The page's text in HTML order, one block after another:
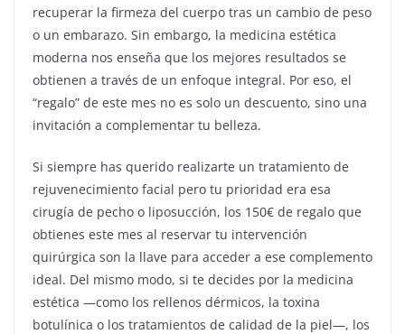
recuperar la firmeza del cuerpo tras un cambio de peso
o un embarazo. Sin embargo, la medicina estética
moderna nos enseña que los mejores resultados se
obtienen a través de un enfoque integral. Por eso, el
“regalo” de este mes no es solo un descuento, sino una
invitación a complementar tu belleza.
Si siempre has querido realizarte un tratamiento de
rejuvenecimiento facial pero tu prioridad era esa
cirugía de pecho o liposucción, los 150€ de regalo que
obtienes este mes al reservar tu intervención
quirúrgica son la llave para acceder a ese complemento
ideal. Del mismo modo, si te decides por la medicina
estética —como los rellenos dérmicos, la toxina
botulínica o los tratamientos de calidad de la piel—, los